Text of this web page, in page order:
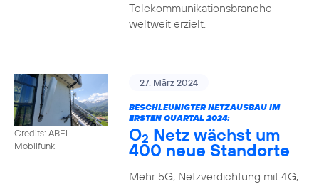
Telekommunikationsbranche
weltweit erzielt.
Credits: ABEL
Mobilfunk
27. März 2024
BESCHLEUNIGTER NETZAUSBAU IM
ERSTEN QUARTAL 2024:
O2 Netz wächst um
400 neue Standorte
Mehr 5G, Netzverdichtung mit 4G,